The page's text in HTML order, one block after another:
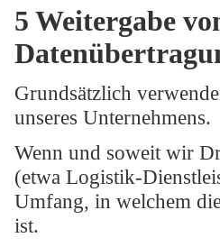
5 Weitergabe
Grundsätzlich
unseres Unternehmens.
Wenn und soweit wir
(etwa Logistik-
Umfang, in welchem
ist.